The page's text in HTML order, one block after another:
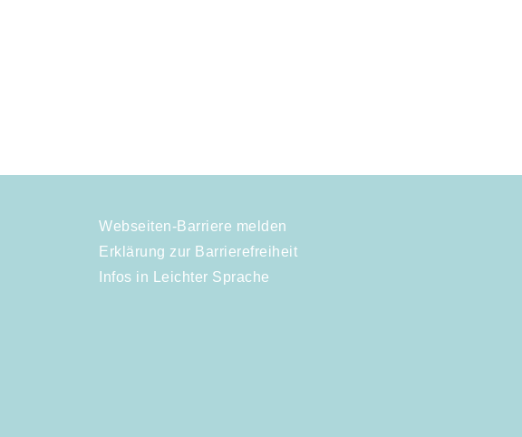
Webseiten-Barriere melden
Erklärung zur Barrierefreiheit
Infos in Leichter Sprache